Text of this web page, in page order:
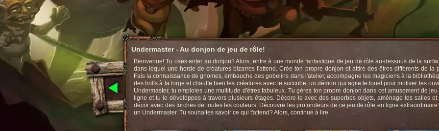
Undermaster - Au donjon de jeu de rôle!
Bienvenue! Tu oses enter au donjon? Alors, entre à une monde fantastique de jeu de rôle au-dessous de la
dans lequel une horde de créatures bizarres t'attend. Crée ton propre donjon et attire des êtres différents de la
Fais la connaissance de gnomes, embauche des gobelins dans l'atelier, accompagne les magiciens à la
des trolls à la forge et chauffe bien les créatures avec le succube, un démon qui agite le fouet pour motiver les
Undermaster, tu emploies une multitude d'êtres fabuleux. Tu gères ton propre donjon dans cet amusement de
ligne et tu le développes à travers plusieurs étages. Décore-le avec des superbes objets, aménage les salles
décor avec des torches de toutes les couleurs. Découvre les profondeurs de ce jeu de rôle en ligne
un Undermaster. Tu souhaites savoir ce qui t'attend? Alors, continue à lire.